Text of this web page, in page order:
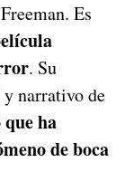
Es
. Su
narrativo de
ha
de boca